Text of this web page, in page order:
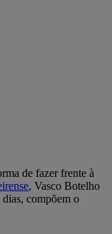
de fazer frente à
, Vasco Botelho
dias, compõem o